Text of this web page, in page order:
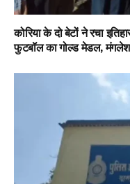
कोरिया के दो बेटों ने रचा
फुटबॉल का गोल्ड मेडल,